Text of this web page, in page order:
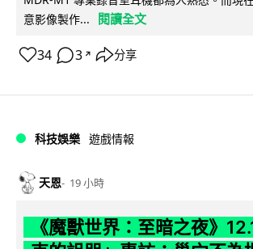
意影像製作...
閱讀全文
34 3 ↗ 分享
科技娛樂 遊戲情報
天恩 19 小時
《魔獸世界：至暗之夜》